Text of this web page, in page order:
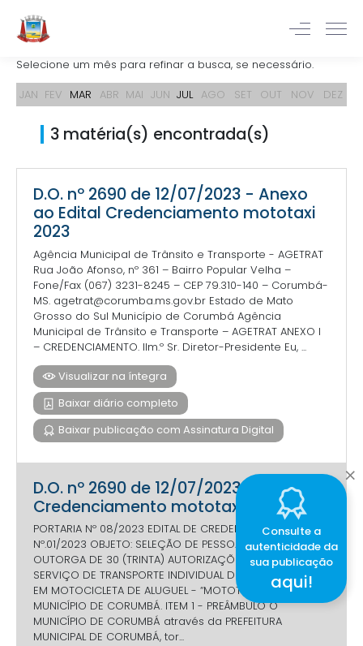
Selecione um mês para refinar a busca, se necessário.
JAN FEV MAR ABR MAI JUN JUL AGO SET OUT NOV DEZ
3 matéria(s) encontrada(s)
D.O. nº 2690 de 12/07/2023 - Anexo
ao Edital Credenciamento mototaxi
2023
Agência Municipal de Trânsito e Transporte - AGETRAT
Rua João Afonso, nº 361 – Bairro Popular Velha –
Fone/Fax (067) 3231-8245 – CEP 79.310-140 – Corumbá-
MS. agetrat@corumba.ms.gov.br Estado de Mato
Grosso do Sul Município de Corumbá Agência
Municipal de Trânsito e Transporte – AGETRAT ANEXO I
– CREDENCIAMENTO. Ilm.º Sr. Diretor-Presidente Eu, ...
Visualizar na íntegra
Baixar diário completo
Baixar publicação com Assinatura Digital
D.O. nº 2690 de 12/07/2023 - Edital
Credenciamento mototaxi 2023
PORTARIA Nº 08/2023 EDITAL DE CREDENCIAMENTO
Nº.01/2023 OBJETO: SELEÇÃO DE PESSOAS FÍSICAS PARA
OUTORGA DE 30 (TRINTA) AUTORIZAÇÕES PARA O
SERVIÇO DE TRANSPORTE INDIVIDUAL DE PASSAGEIROS
EM MOTOCICLETA DE ALUGUEL - “MOTOTAXISTA” NO
MUNICÍPIO DE CORUMBÁ. ITEM 1 - PREÂMBULO O
MUNICÍPIO DE CORUMBÁ através da PREFEITURA
MUNICIPAL DE CORUMBÁ, tor...
Consulte a
autenticidade da
sua publicação
aqui!